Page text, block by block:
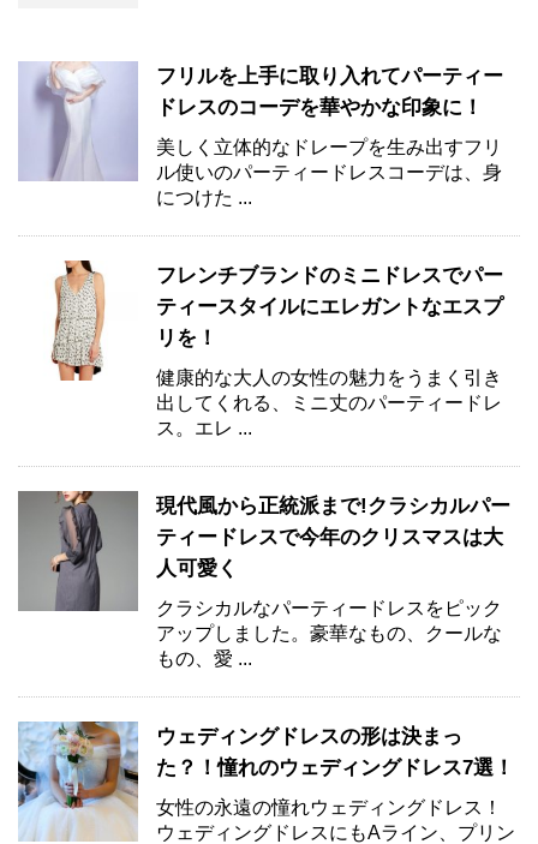
フリルを上手に取り入れてパーティー
ドレスのコーデを華やかな印象に！
美しく立体的なドレープを生み出すフリ
ル使いのパーティードレスコーデは、身
につけた ...
フレンチブランドのミニドレスでパー
ティースタイルにエレガントなエスプ
リを！
健康的な大人の女性の魅力をうまく引き
出してくれる、ミニ丈のパーティードレ
ス。エレ ...
現代風から正統派まで!クラシカルパー
ティードレスで今年のクリスマスは大
人可愛く
クラシカルなパーティードレスをピック
アップしました。豪華なもの、クールな
もの、愛 ...
ウェディングドレスの形は決まっ
た？！憧れのウェディングドレス7選！
女性の永遠の憧れウェディングドレス！
ウェディングドレスにもAライン、プリン